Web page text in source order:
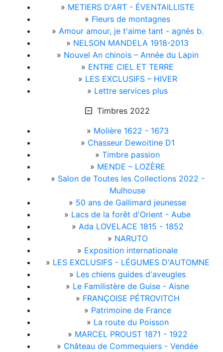
» METIERS D'ART - ÉVENTAILLISTE
» Fleurs de montagnes
» Amour amour, je t'aime tant - agnès b.
» NELSON MANDELA 1918-2013
» Nouvel An chinois – Année du Lapin
» ENTRE CIEL ET TERRE
» LES EXCLUSIFS – HIVER
» Lettre services plus
Timbres 2022
» Molière 1622 - 1673
» Chasseur Dewoitine D1
» Timbre passion
» MENDE – LOZÈRE
» Salon de Toutes les Collections 2022 -
Mulhouse
» 50 ans de Gallimard jeunesse
» Lacs de la forêt d'Orient - Aube
» Ada LOVELACE 1815 - 1852
» NARUTO
» Exposition internationale
» LES EXCLUSIFS - LÉGUMES D'AUTOMNE
» Les chiens guides d'aveugles
» Le Familistère de Guise - Aisne
» FRANÇOISE PÉTROVITCH
» Patrimoine de France
» La route du Poisson
» MARCEL PROUST 1871 - 1922
» Château de Commequiers - Vendée